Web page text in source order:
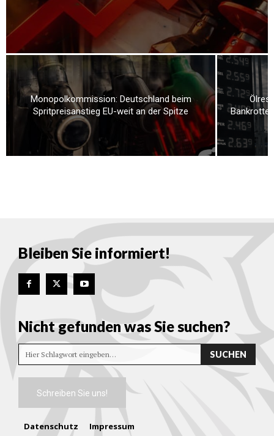
Monopolkommission: Deutschland beim
Spritpreisanstieg EU-weit an der Spitze
Bleiben Sie informiert!
Nicht gefunden was Sie suchen?
Hier Schlagwort eingeben… SUCHEN
Schreiben Sie uns!
Datenschutz Impressum